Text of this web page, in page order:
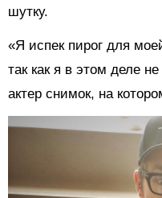
шутку.
«Я испек пирог для
так как я в этом деле
актер снимок, на